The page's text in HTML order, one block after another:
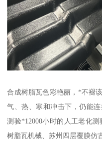
合成树脂瓦色彩艳丽，*不褪
气、热、寒和冲击下，仍能
测验*12000小时的人工老化
树脂瓦机械、苏州四层覆膜仿